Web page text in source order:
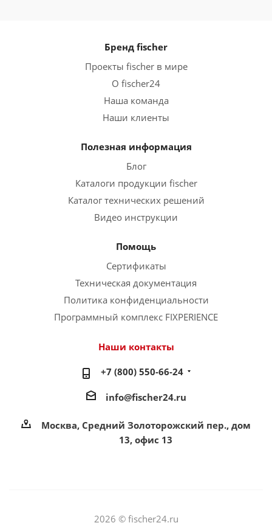
Бренд fischer
Проекты fischer в мире
О fischer24
Наша команда
Наши клиенты
Полезная информация
Блог
Каталоги продукции fischer
Каталог технических решений
Видео инструкции
Помощь
Сертификаты
Техническая документация
Политика конфиденциальности
Программный комплекс FIXPERIENCE
Наши контакты
+7 (800) 550-66-24
info@fischer24.ru
Москва, Средний Золоторожский пер., дом
13, офис 13
2026 © fischer24.ru